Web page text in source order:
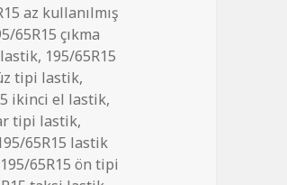
az kullanılmış
65R15 çıkma
, 195/65R15
tipi lastik,
ikinci el lastik,
tipi lastik,
65R15 lastik
195/65R15 ön tipi